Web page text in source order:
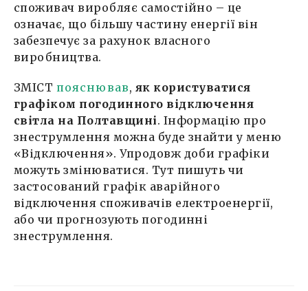
споживач виробляє самостійно – це
означає, що більшу частину енергії він
забезпечує за рахунок власного
виробництва.
ЗМІСТ пояснював, як користуватися
графіком погодинного відключення
світла на Полтавщині. Інформацію про
знеструмлення можна буде знайти у меню
«Відключення». Упродовж доби графіки
можуть змінюватися. Тут пишуть чи
застосований графік аварійного
відключення споживачів електроенергії,
або чи прогнозують погодинні
знеструмлення.